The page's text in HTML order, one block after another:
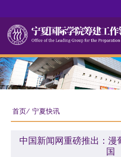
首页 ⁄ 宁夏快讯
中国新闻网重磅推出：漫
国